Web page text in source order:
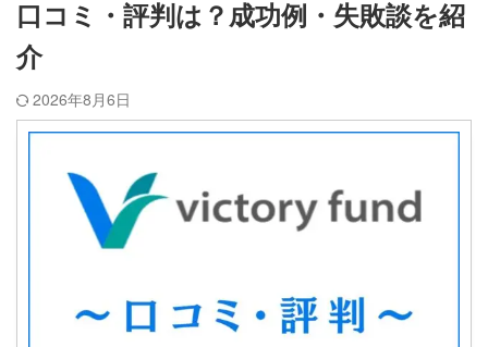
IT業界に強い転職エージェント
広告業界に強い転職エージェント
ゲーム業界に強い転職エージェント
映像業界に強い転職エージェント
コンサル業界に強い転職エージェント
おすすめのキャリアコーチング
おすすめの退職代行サービス
おすすめのフリーランスエージェント
おすすめのコンサルタントエージェント
おすすめのWebマーケティングスクール
口コミ・評判は？成功例・失敗談を紹
介
2026年8月6日